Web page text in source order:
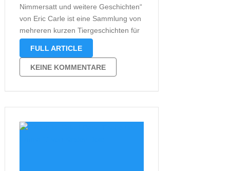
Nimmersatt und weitere Geschichten“
von Eric Carle ist eine Sammlung von
mehreren kurzen Tiergeschichten für
Kinder ab 2 Jahren. Den Anfang
Zusammenstellung „Die kleine Raupe
Nimmersatt“, die mittlerweile ihren 50.
Geburtstag feiert. Sie frisst sich durch
FULL ARTICLE
KEINE KOMMENTARE